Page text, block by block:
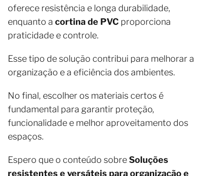
oferece resistência e longa durabilidade,
enquanto a cortina de PVC proporciona
praticidade e controle.
Esse tipo de solução contribui para melhorar a
organização e a eficiência dos ambientes.
No final, escolher os materiais certos é
fundamental para garantir proteção,
funcionalidade e melhor aproveitamento dos
espaços.
Espero que o conteúdo sobreSoluções
resistentes e versáteis para organização e